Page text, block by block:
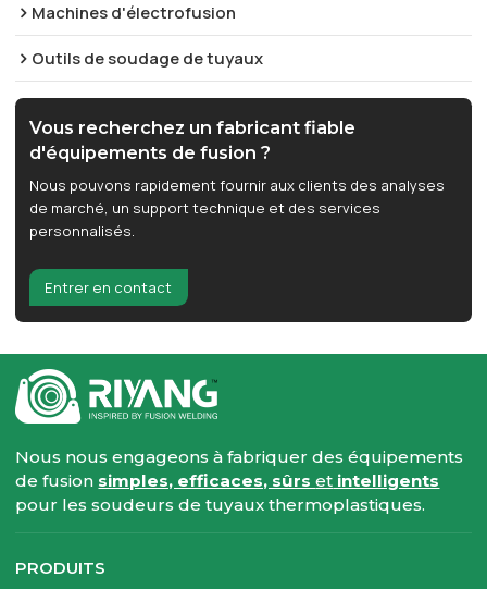
Machines d'électrofusion
Outils de soudage de tuyaux
Vous recherchez un fabricant fiable
d'équipements de fusion ?
Nous pouvons rapidement fournir aux clients des analyses
de marché, un support technique et des services
personnalisés.
Entrer en contact
Nous nous engageons à fabriquer des équipements
de fusion simples, efficaces, sûrset intelligents
pour les soudeurs de tuyaux thermoplastiques.
PRODUITS